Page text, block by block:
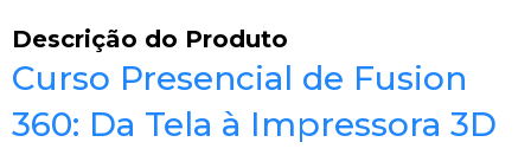
Descrição do Produto
Curso Presencial de Fusion
360: Da Tela à Impressora 3D